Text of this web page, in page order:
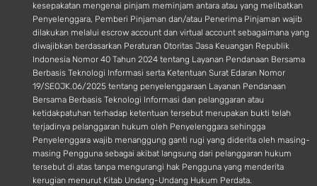
kesepakatan mengenai pinjam meminjam antara atau yang melibatkan
Penyelenggara, Pemberi Pinjaman dan/atau Penerima Pinjaman wajib
dilakukan melalui escrow account dan virtual account sebagaimana yang
diwajibkan berdasarkan Peraturan Otoritas Jasa Keuangan Republik
Indonesia Nomor 40 Tahun 2024 tentang Layanan Pendanaan Bersama
Berbasis Teknologi Informasi serta Ketentuan Surat Edaran Nomor
19/SEOJK.06/2025 tentang penyelenggaraan Layanan Pendanaan
Bersama Berbasis Teknologi Informasi dan pelanggaran atau
ketidakpatuhan terhadap ketentuan tersebut merupakan bukti telah
terjadinya pelanggaran hukum oleh Penyelenggara sehingga
Penyelenggara wajib menanggung ganti rugi yang diderita oleh masing-
masing Pengguna sebagai akibat langsung dari pelanggaran hukum
tersebut di atas tanpa mengurangi hak Pengguna yang menderita
kerugian menurut Kitab Undang-Undang Hukum Perdata.